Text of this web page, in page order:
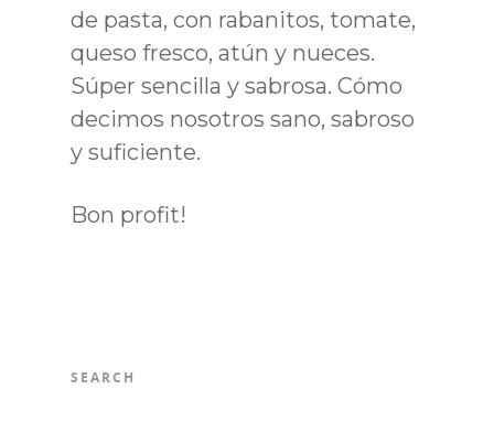
de pasta, con rabanitos, tomate,
queso fresco, atún y nueces.
Súper sencilla y sabrosa. Cómo
decimos nosotros sano, sabroso
y suficiente.
Bon profit!
SEARCH